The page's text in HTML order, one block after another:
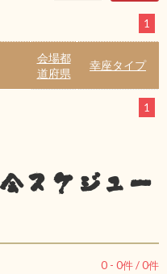
1
会場都
道府県
幸座タイプ
1
スケジュー
0 - 0件 /0件